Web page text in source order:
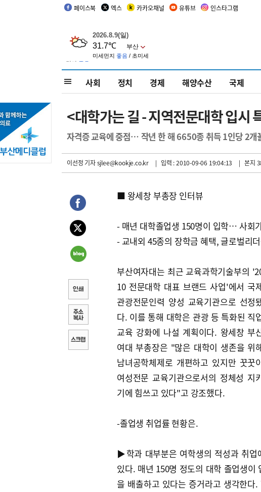
페이스북 엑스 카카오채널 유튜브 인스타그램
사회 정치 경제 해양수산 국제
<대학가는 길 - 지역전문대학 입시
자격증 교육에 중점… 작년 한 해 6650종 취득 1인당 2개
이선정 기자sjlee@kookje.co.kr | 입력 : 2010-09-06 19:04:13 | 본지
■ 왕세창 부총장 인터뷰
- 매년 대학졸업생 150명이 입학… 사회
- 교내외 45종의 장학금 혜택, 글로벌리
부산여자대는 최근 교육과학기술부의
10 전문대학 대표 브랜드 사업'에서 국
관광전문인력 양성 교육기관으로 선정
다. 이를 통해 대학은 관광 등 특화된 직
교육 강화에 나설 계획이다. 왕세창 부
여대 부총장은 "많은 대학이 생존을 위
남녀공학체제로 개편하고 있지만 꿋꿋
여성전문 교육기관으로서의 정체성 지
기에 힘쓰고 있다"고 강조했다.
-졸업생 취업률 현황은.
▶학과 대부분은 여학생의 적성과 취업
있다. 매년 150명 정도의 대학 졸업생
을 배출하고 있다는 증거라고 생각한